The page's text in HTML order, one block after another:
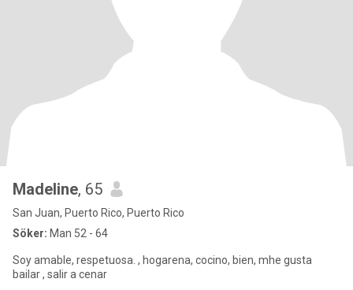
Madeline, 65
San Juan, Puerto Rico, Puerto Rico
Söker: Man 52 - 64
Soy amable, respetuosa. , hogarena, cocino, bien, mhe gusta
bailar , salir a cenar